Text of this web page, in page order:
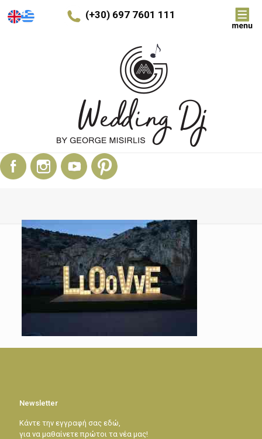
(+30) 697 7601 111
Newsletter
Κάντε την εγγραφή σας εδώ,
για να μαθαίνετε πρώτοι τα νέα μας!